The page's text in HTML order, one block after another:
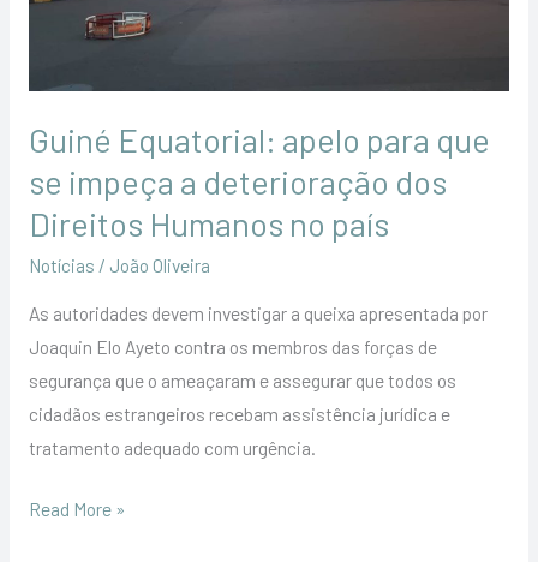
Guiné Equatorial: apelo para que
se impeça a deterioração dos
Direitos Humanos no país
Notícias / João Oliveira
As autoridades devem investigar a queixa apresentada por
Joaquin Elo Ayeto contra os membros das forças de
segurança que o ameaçaram e assegurar que todos os
cidadãos estrangeiros recebam assistência jurídica e
tratamento adequado com urgência.
impeça
dos
Direitos
no
país
Read More »